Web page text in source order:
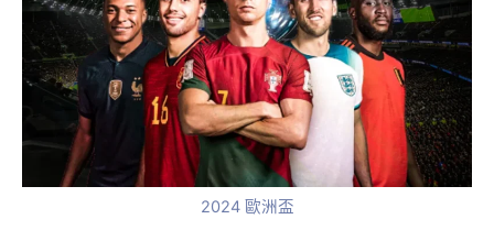
2024 歐洲盃